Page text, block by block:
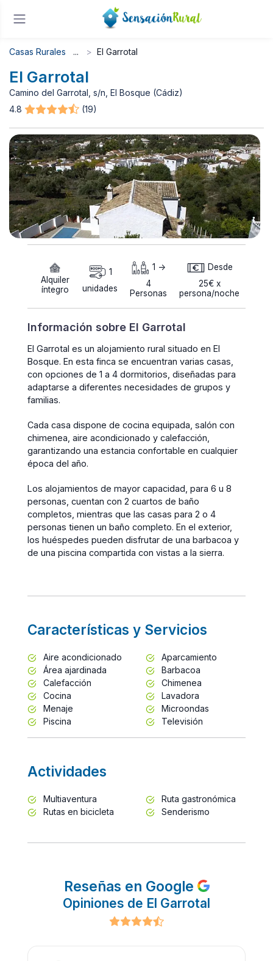
Casas Rurales El Garrotal
El Garrotal
Camino del Garrotal, s/n, El Bosque (Cádiz)
4.8
(19)
Alquiler
íntegro
1
unidades
1 ->
4
Personas
Desde
25€ x
persona/noche
Información sobre El Garrotal
El Garrotal es un alojamiento rural situado en El
Bosque. En esta finca se encuentran varias casas,
con opciones de 1 a 4 dormitorios, diseñadas para
adaptarse a diferentes necesidades de grupos y
familias.
Cada casa dispone de cocina equipada, salón con
chimenea, aire acondicionado y calefacción,
garantizando una estancia confortable en cualquier
época del año.
Los alojamientos de mayor capacidad, para 6 u 8
personas, cuentan con 2 cuartos de baño
completos, mientras que las casas para 2 o 4
personas tienen un baño completo. En el exterior,
los huéspedes pueden disfrutar de una barbacoa y
de una piscina compartida con vistas a la sierra.
Características y Servicios
Aire acondicionado
Aparcamiento
Área ajardinada
Barbacoa
Calefacción
Chimenea
Cocina
Lavadora
Menaje
Microondas
Piscina
Televisión
Actividades
Multiaventura
Ruta gastronómica
Rutas en bicicleta
Senderismo
Reseñas en Google
Opiniones de El Garrotal